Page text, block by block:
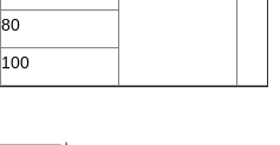
80
100